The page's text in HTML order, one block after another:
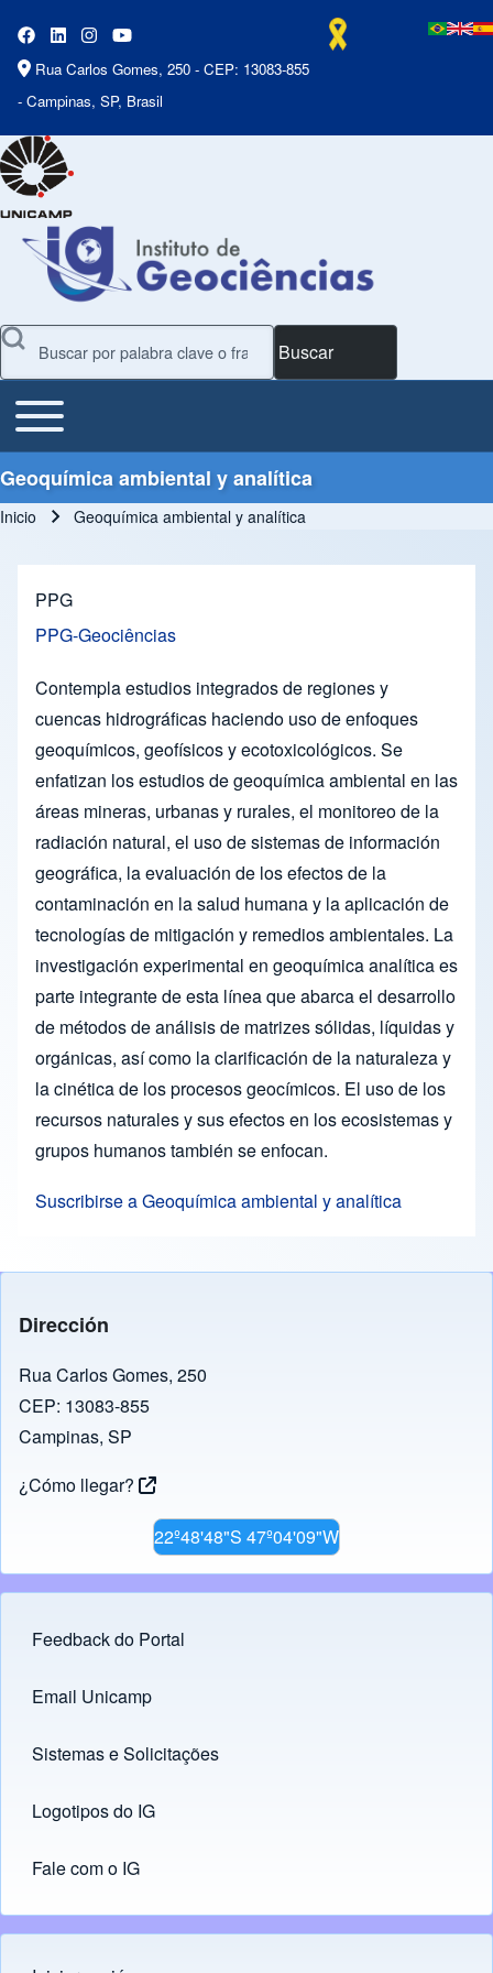
Rua Carlos Gomes, 250 - CEP: 13083-855
- Campinas, SP, Brasil
Buscar
Main Menu
Toggle main menu
Geoquímica ambiental y analítica
Inicio Geoquímica ambiental y analítica
PPG
PPG-Geociências
Contempla estudios integrados de regiones y
cuencas hidrográficas haciendo uso de enfoques
geoquímicos, geofísicos y ecotoxicológicos. Se
enfatizan los estudios de geoquímica ambiental en las
áreas mineras, urbanas y rurales, el monitoreo de la
radiación natural, el uso de sistemas de información
geográfica, la evaluación de los efectos de la
contaminación en la salud humana y la aplicación de
tecnologías de mitigación y remedios ambientales. La
investigación experimental en geoquímica analítica es
parte integrante de esta línea que abarca el desarrollo
de métodos de análisis de matrizes sólidas, líquidas y
orgánicas, así como la clarificación de la naturaleza y
la cinética de los procesos geocímicos. El uso de los
recursos naturales y sus efectos en los ecosistemas y
grupos humanos también se enfocan.
Suscribirse a Geoquímica ambiental y analítica
Dirección
Rua Carlos Gomes, 250
CEP: 13083-855
Campinas, SP
¿Cómo llegar?
22º48'48"S 47º04'09"W
Footer menu
Feedback do Portal
Links
Email Unicamp
(opens in new tab)
Sistemas e Solicitações
(opens in new tab)
Logotipos do IG
(opens in new tab)
Fale com o IG